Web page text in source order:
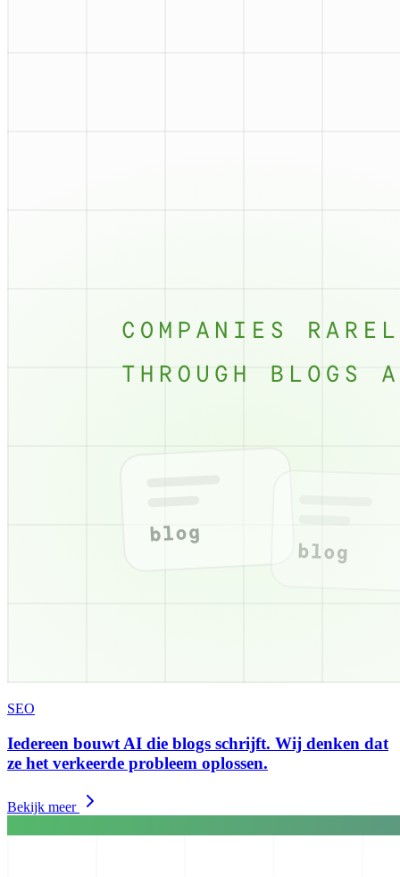
SEO
Iedereen bouwt AI die blogs schrijft. Wij denken dat
ze het verkeerde probleem oplossen.
Bekijk meer